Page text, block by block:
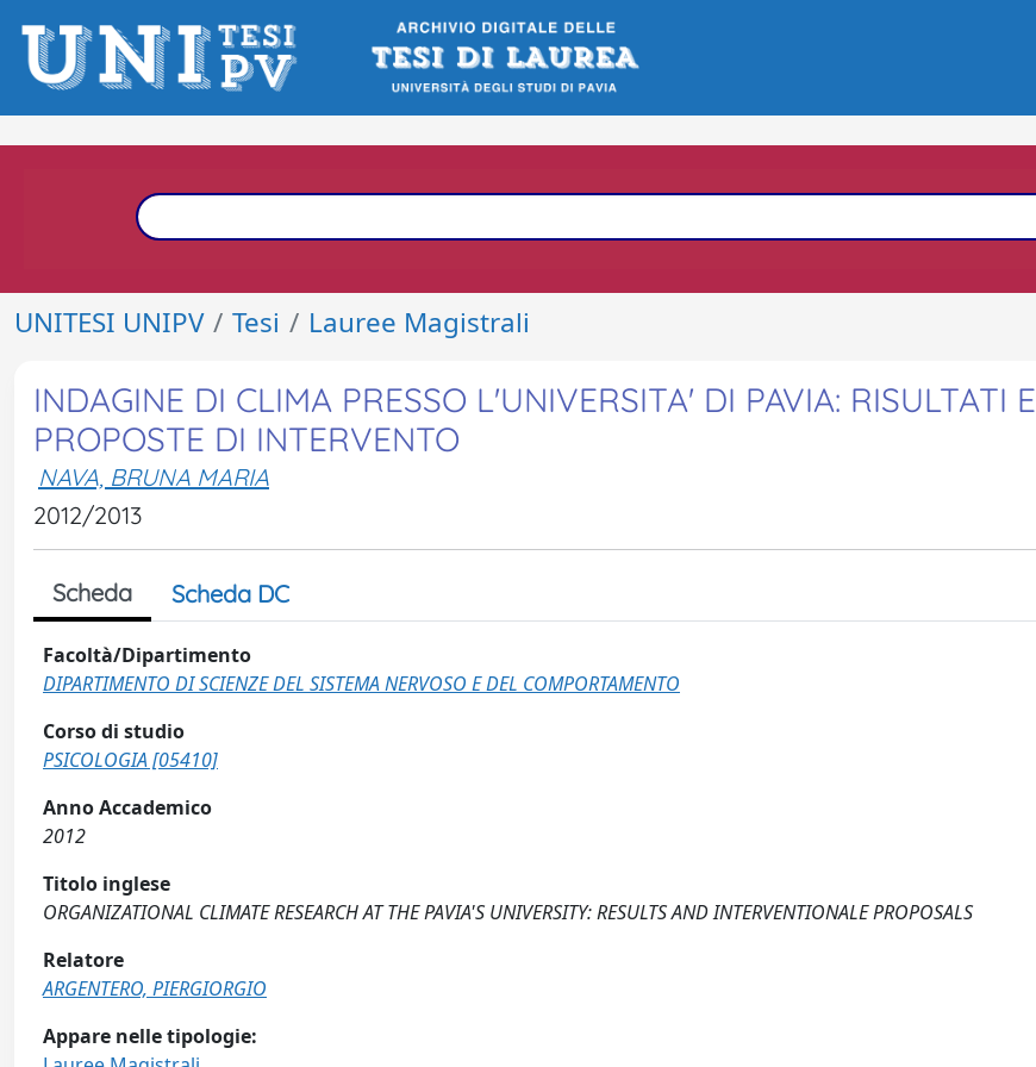
UNITESI UNIPV Tesi Lauree Magistrali
INDAGINE DI CLIMA PRESSO L'UNIVERSITA' DI PAVIA: RISULTATI E
PROPOSTE DI INTERVENTO
NAVA, BRUNA MARIA
2012/2013
Scheda Scheda DC
Facoltà/Dipartimento
DIPARTIMENTO DI SCIENZE DEL SISTEMA NERVOSO E DEL COMPORTAMENTO
Corso di studio
PSICOLOGIA [05410]
Anno Accademico
2012
Titolo inglese
ORGANIZATIONAL CLIMATE RESEARCH AT THE PAVIA'S UNIVERSITY: RESULTS AND INTERVENTIONALE PROPOSALS
Relatore
ARGENTERO, PIERGIORGIO
Appare nelle tipologie: